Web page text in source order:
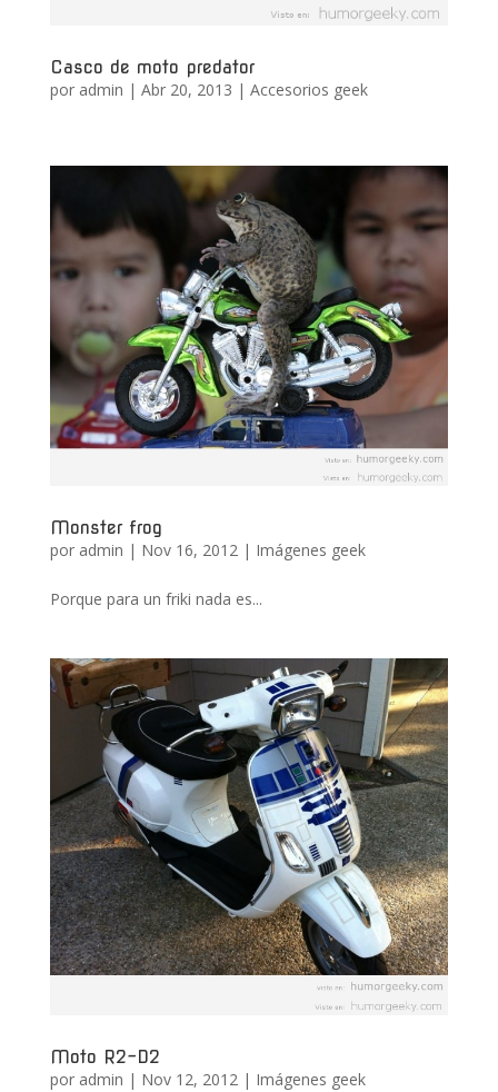
Casco de moto predator
por admin | Abr 20, 2013 | Accesorios geek
Monster frog
por admin | Nov 16, 2012| Imágenes geek
Porque para un friki nada es...
Moto R2-D2
por admin | Nov 12, 2012| Imágenes geek